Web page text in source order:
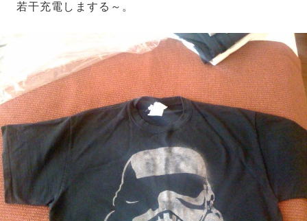
若干充電しまする～。